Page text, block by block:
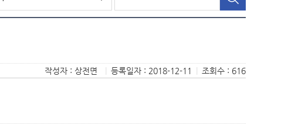
작성자 : 상전면
등록일자 : 2018-12-11 조회수 : 616